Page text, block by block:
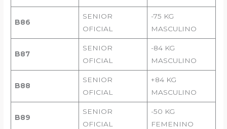
B86
SENIOR
OFICIAL
-75 KG
MASCULINO
B87
SENIOR
OFICIAL
-84 KG
MASCULINO
B88
SENIOR
OFICIAL
+84 KG
MASCULINO
B89
SENIOR
OFICIAL
-50 KG
FEMENINO